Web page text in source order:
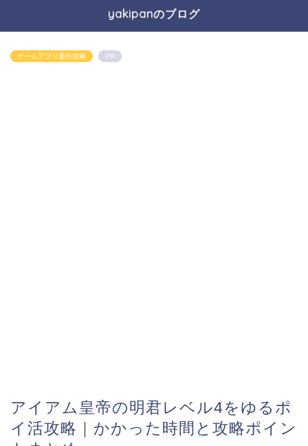
yakipanのブログ
ゲームアプリ案件攻略 PR
アイアム皇帝の明君レベル4をゆるポ
イ活攻略｜かかった時間と攻略ポイン